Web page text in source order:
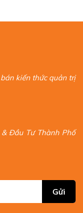
tổ chức về nghề
trong những
giới.
như giảng dạy, xây
vực tuyển dụng và
nghiệp bán chạy như:
& Answer Book, The
CV Book.
kiến thức quản trị
Đầu Tư Thành Phố
Gửi